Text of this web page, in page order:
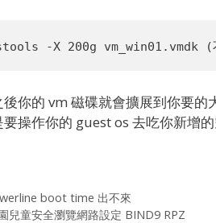
你的 vm 磁碟就會擴展到你要的
操作你的 guest os 去吃你新增
boot time 出不來
兒童安全瀏覽網路設定 BIND9 RPZ